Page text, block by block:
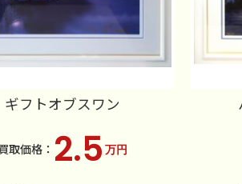
ギフトオブスワン
2.5 万円